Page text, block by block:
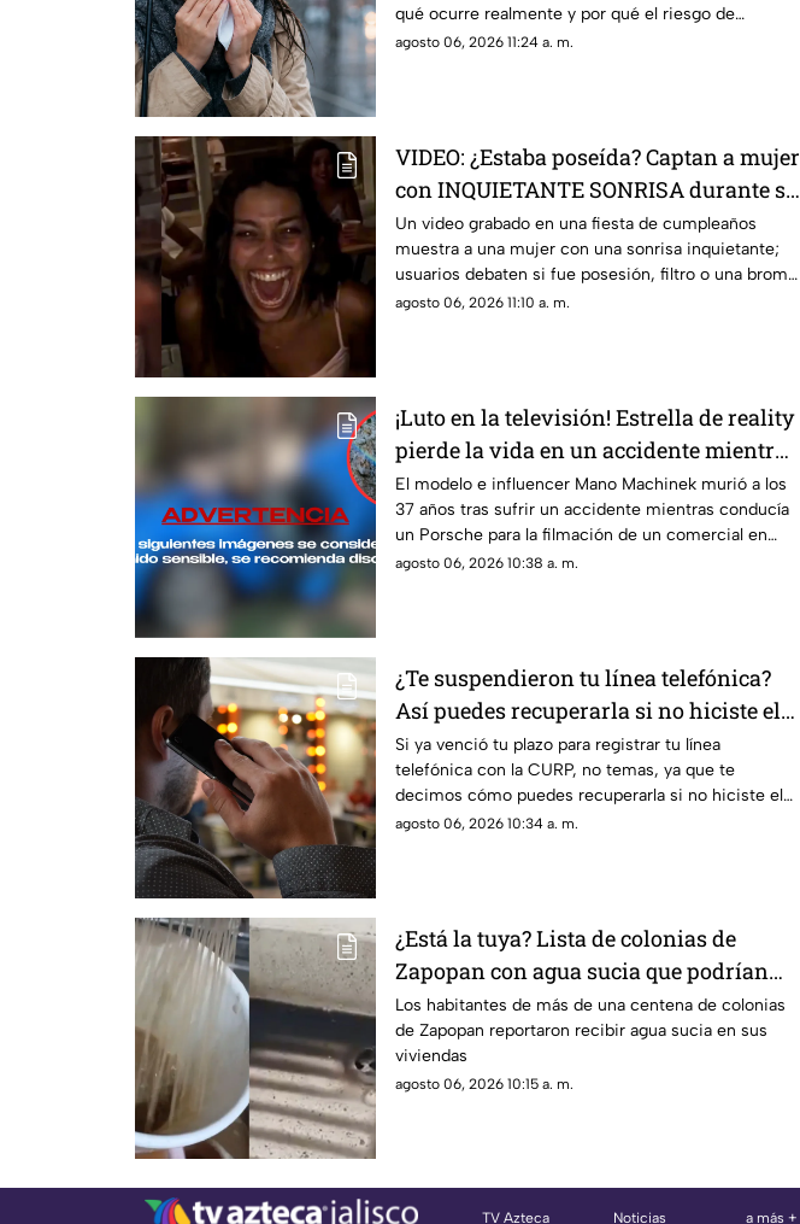
qué ocurre realmente y por qué el riesgo de
enfermarse es otra.
agosto 06, 2026 11:24 a. m.
VIDEO: ¿Estaba poseída? Captan a mujer
con INQUIETANTE SONRISA durante su
fiesta de cumpleaños
Un video grabado en una fiesta de cumpleaños
muestra a una mujer con una sonrisa inquietante;
usuarios debaten si fue posesión, filtro o una broma
armada.
agosto 06, 2026 11:10 a. m.
¡Luto en la televisión! Estrella de reality
pierde la vida en un accidente mientras
filmaba un comercial
El modelo e influencer Mano Machinek murió a los
37 años tras sufrir un accidente mientras conducía
un Porsche para la filmación de un comercial en
Italia.
agosto 06, 2026 10:38 a. m.
¿Te suspendieron tu línea telefónica?
Así puedes recuperarla si no hiciste el
registro a tiempo
Si ya venció tu plazo para registrar tu línea
telefónica con la CURP, no temas, ya que te
decimos cómo puedes recuperarla si no hiciste el
trámite a tiempo.
agosto 06, 2026 10:34 a. m.
¿Está la tuya? Lista de colonias de
Zapopan con agua sucia que podrían
pagar menos en su recibo
Los habitantes de más de una centena de colonias
de Zapopan reportaron recibir agua sucia en sus
viviendas
agosto 06, 2026 10:15 a. m.
TV Azteca Noticias a más +